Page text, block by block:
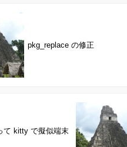
pkg_replace の修正
て kitty で擬似端末